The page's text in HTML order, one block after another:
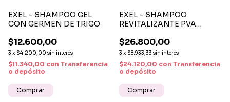
EXEL – SHAMPOO GEL
CON GERMEN DE TRIGO
$12.600,00
3 x $4.200,00 sin interés
$11.340,00 con Transferencia
o depósito
EXEL – SHAMPOO
REVITALIZANTE PVA
REPARACIÓN CAPILAR
$26.800,00
3 x $8.933,33 sin interés
$24.120,00 con Transferencia
o depósito